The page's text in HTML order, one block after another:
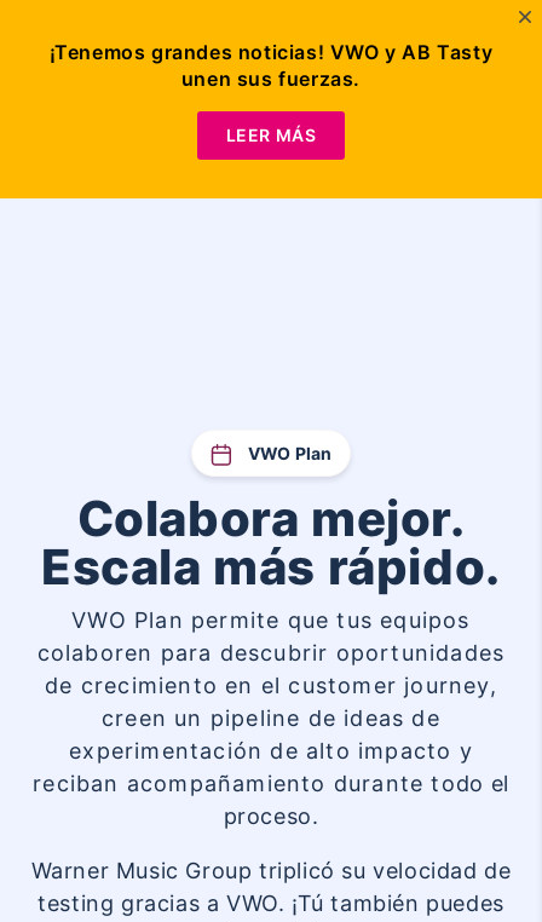
Program Management
VWO Plan
Colabora mejor.
Escala más rápido.
VWO Plan permite que tus equipos
colaboren para descubrir oportunidades
de crecimiento en el customer journey,
creen un pipeline de ideas de
experimentación de alto impacto y
reciban acompañamiento durante todo el
proceso.
Warner Music Group triplicó su velocidad de
testing gracias a VWO. ¡Tú también puedes
¡Tenemos grandes noticias! VWO y AB Tasty
unen sus fuerzas.
LEER MÁS